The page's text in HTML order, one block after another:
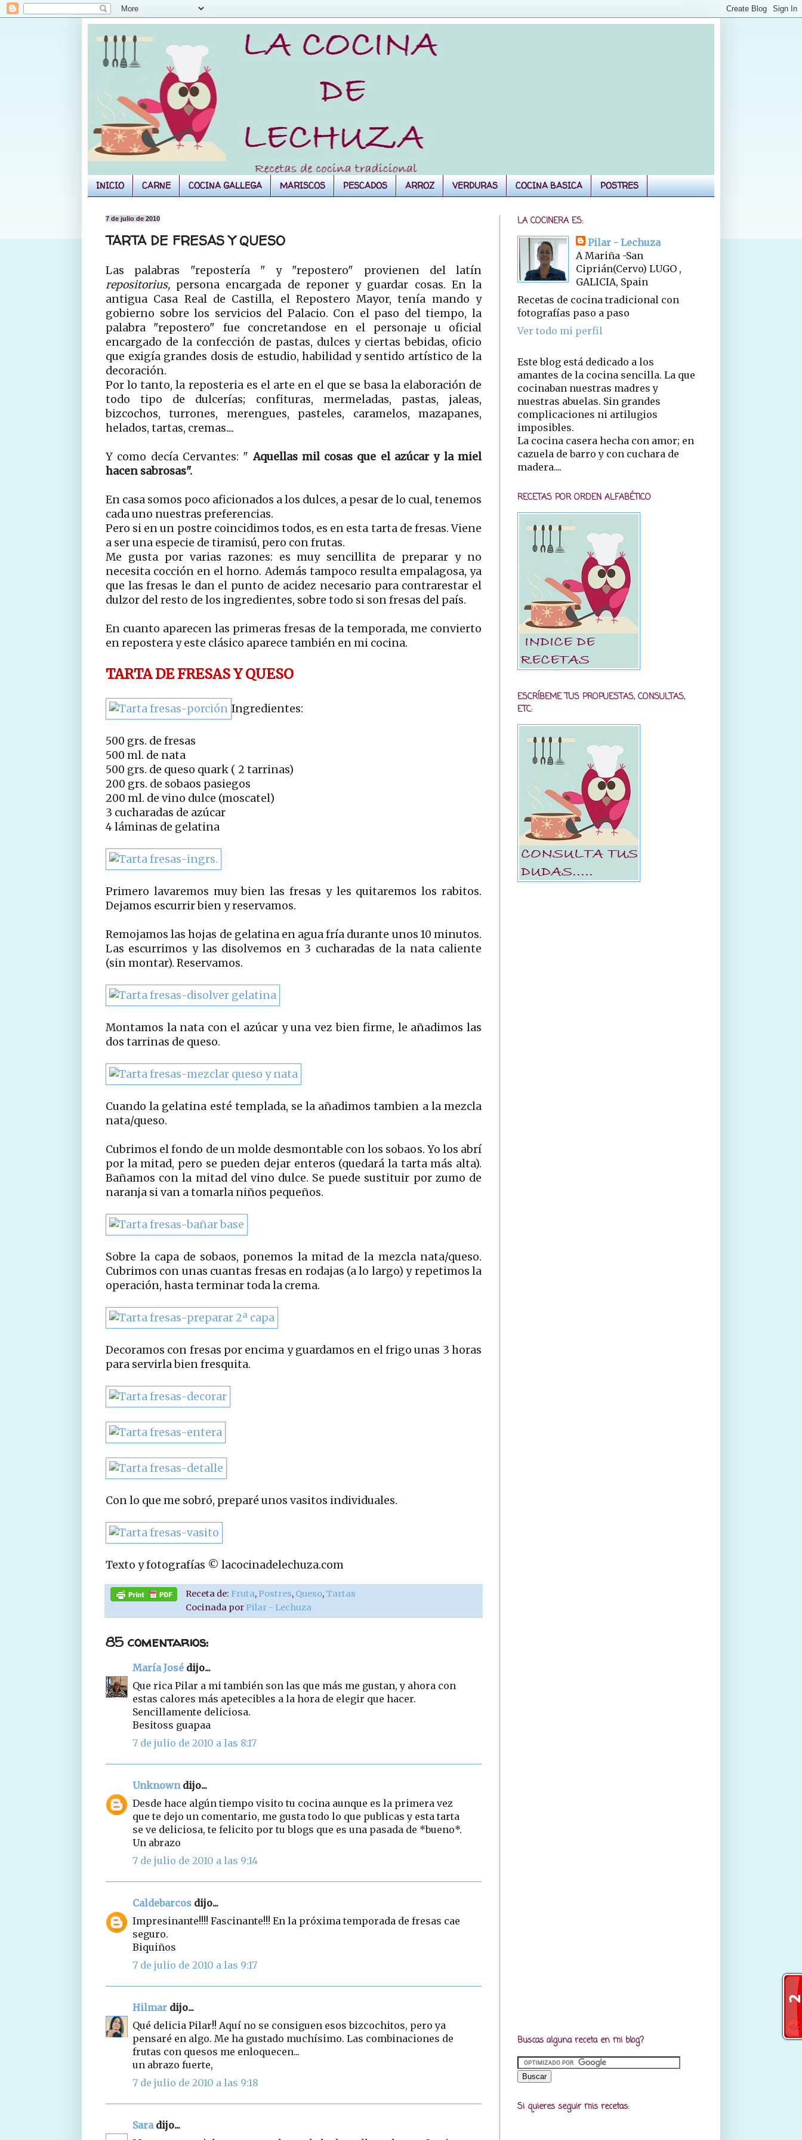
INICIO CARNE COCINA GALLEGA MARISCOS PESCADOS ARROZ VERDURAS COCINA BASICA POSTRES
7 de julio de 2010
TARTA DE FRESAS Y QUESO
Las palabras "repostería " y "repostero" provienen del latín
repositorius, persona encargada de reponer y guardar cosas. En la
antigua Casa Real de Castilla, el Repostero Mayor, tenía mando y
gobierno sobre los servicios del Palacio. Con el paso del tiempo, la
palabra "repostero" fue concretandose en el personaje u oficial
encargado de la confección de pastas, dulces y ciertas bebidas, oficio
que exigía grandes dosis de estudio, habilidad y sentido artístico de la
decoración.
Por lo tanto, la reposteria es el arte en el que se basa la elaboración de
todo tipo de dulcerías; confituras, mermeladas, pastas, jaleas,
bizcochos, turrones, merengues, pasteles, caramelos, mazapanes,
helados, tartas, cremas....
Y como decía Cervantes: "Aquellas mil cosas que el azúcar y la miel
hacen sabrosas".
En casa somos poco aficionados a los dulces, a pesar de lo cual, tenemos
cada uno nuestras preferencias.
Pero si en un postre coincidimos todos, es en esta tarta de fresas. Viene
a ser una especie de tiramisú, pero con frutas.
Me gusta por varias razones: es muy sencillita de preparar y no
necesita cocción en el horno. Además tampoco resulta empalagosa, ya
que las fresas le dan el punto de acidez necesario para contrarestar el
dulzor del resto de los ingredientes, sobre todo si son fresas del país.
En cuanto aparecen las primeras fresas de la temporada, me convierto
en repostera y este clásico aparece también en mi cocina.
TARTA DE FRESAS Y QUESO
Ingredientes:
500 grs. de fresas
500 ml. de nata
500 grs. de queso quark ( 2 tarrinas)
200 grs. de sobaos pasiegos
200 ml. de vino dulce (moscatel)
3 cucharadas de azúcar
4 láminas de gelatina
Primero lavaremos muy bien las fresas y les quitaremos los rabitos.
Dejamos escurrir bien y reservamos.
Remojamos las hojas de gelatina en agua fría durante unos 10 minutos.
Las escurrimos y las disolvemos en 3 cucharadas de la nata caliente
(sin montar). Reservamos.
Montamos la nata con el azúcar y una vez bien firme, le añadimos las
dos tarrinas de queso.
Cuando la gelatina esté templada, se la añadimos tambien a la mezcla
nata/queso.
Cubrimos el fondo de un molde desmontable con los sobaos. Yo los abrí
por la mitad, pero se pueden dejar enteros (quedará la tarta más alta).
Bañamos con la mitad del vino dulce. Se puede sustituir por zumo de
naranja si van a tomarla niños pequeños.
Sobre la capa de sobaos, ponemos la mitad de la mezcla nata/queso.
Cubrimos con unas cuantas fresas en rodajas (a lo largo) y repetimos la
operación, hasta terminar toda la crema.
Decoramos con fresas por encima y guardamos en el frigo unas 3 horas
para servirla bien fresquita.
Con lo que me sobró, preparé unos vasitos individuales.
Texto y fotografías © lacocinadelechuza.com
Receta de: Fruta, Postres, Queso, Tartas
Cocinada por Pilar - Lechuza
85 comentarios:
María José dijo...
Que rica Pilar a mi también son las que más me gustan, y ahora con
estas calores más apetecibles a la hora de elegir que hacer.
Sencillamente deliciosa.
Besitoss guapaa
7 de julio de 2010 a las 8:17
Unknowndijo...
Desde hace algún tiempo visito tu cocina aunque es la primera vez
que te dejo un comentario, me gusta todo lo que publicas y esta tarta
se ve deliciosa, te felicito por tu blogs que es una pasada de *bueno*.
Un abrazo
7 de julio de 2010 a las 9:14
Caldebarcos dijo...
Impresinante!!!! Fascinante!!! En la próxima temporada de fresas cae
seguro.
Biquiños
7 de julio de 2010 a las 9:17
Hilmar dijo...
Qué delicia Pilar!! Aquí no se consiguen esos bizcochitos, pero ya
pensaré en algo. Me ha gustado muchísimo. Las combinaciones de
frutas con quesos me enloquecen...
un abrazo fuerte,
7 de julio de 2010 a las 9:18
Saradijo...
LA COCINERA ES:
Pilar - Lechuza
A Mariña -San
Ciprián(Cervo) LUGO ,
GALICIA, Spain
Recetas de cocina tradicional con
fotografías paso a paso
Ver todo mi perfil
Este blog está dedicado a los
amantes de la cocina sencilla. La que
cocinaban nuestras madres y
nuestras abuelas. Sin grandes
complicaciones ni artilugios
imposibles.
La cocina casera hecha con amor; en
cazuela de barro y con cuchara de
madera....
RECETAS POR ORDEN ALFABÉTICO
ESCRÍBEME TUS PROPUESTAS, CONSULTAS,
ETC:
Buscas alguna receta en mi blog?
Si quieres seguir mis recetas: